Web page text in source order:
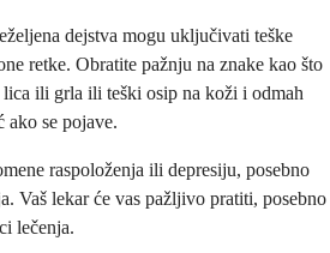
dejstva mogu uključivati teške
retke. Obratite pažnju na znake kao što
lica ili grla ili teški osip na koži i odmah
ako se pojave.
raspoloženja ili depresiju, posebno
Vaš lekar će vas pažljivo pratiti, posebno
lečenja.